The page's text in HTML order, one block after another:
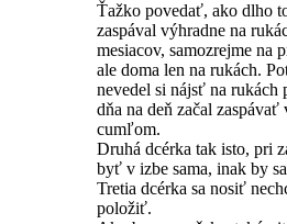
Ťažko povedať, ako dlho
zaspával výhradne na
mesiacov, samozrejme na
ale doma len na rukách.
nevedel si nájsť na rukách
dňa na deň začal
cumľom.
Druhá dcérka tak isto, pri
byť v izbe sama, inak by
Tretia dcérka sa nosiť
položiť.